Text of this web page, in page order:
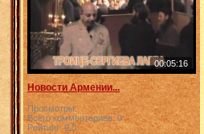
00:05:16
Новости Армении...
Просмотры:
Всего комментариев:0
Рейтинг:0.0